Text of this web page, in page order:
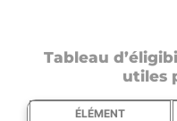
Tableau
utiles
ÉLÉMENT